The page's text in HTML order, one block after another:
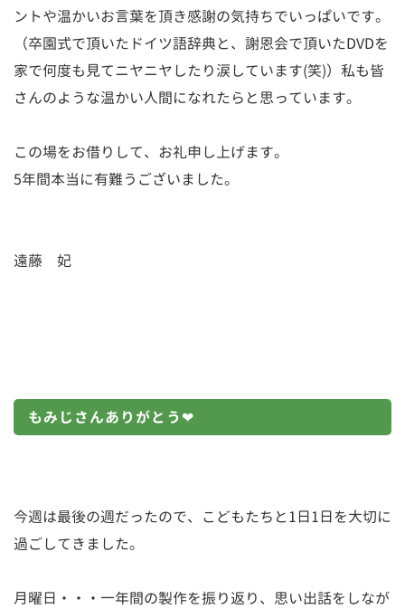
ントや温かいお言葉を頂き感謝の気持ちでいっぱいです。
（卒園式で頂いたドイツ語辞典と、謝恩会で頂いたDVDを
家で何度も見てニヤニヤしたり涙しています(笑)）私も皆
さんのような温かい人間になれたらと思っています。
この場をお借りして、お礼申し上げます。
5年間本当に有難うございました。
遠藤 妃
もみじさんありがとう❤
今週は最後の週だったので、こどもたちと1日1日を大切に
過ごしてきました。
月曜日・・・一年間の製作を振り返り、思い出話をしなが